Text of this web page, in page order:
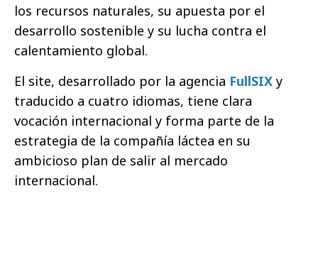
los recursos naturales, su apuesta por el
desarrollo sostenible y su lucha contra el
calentamiento global.
El site, desarrollado por la agencia FullSIX y
traducido a cuatro idiomas, tiene clara
vocación internacional y forma parte de la
estrategia de la compañía láctea en su
ambicioso plan de salir al mercado
internacional.